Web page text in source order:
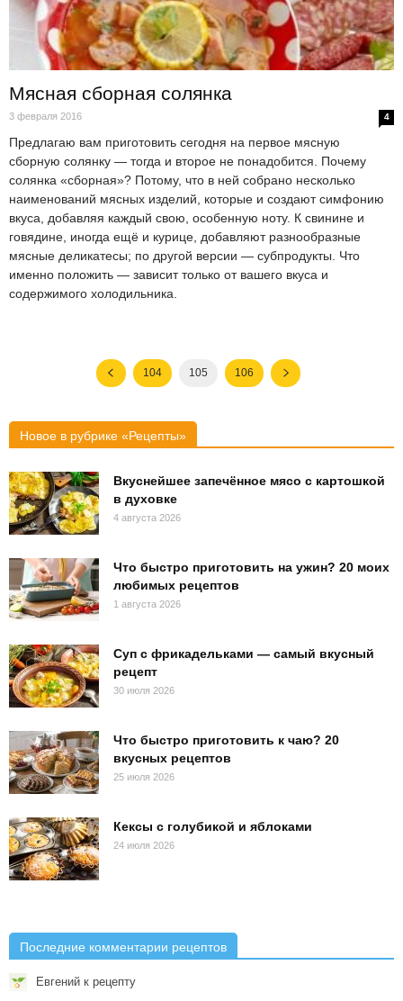
Мясная сборная солянка
3 февраля 2016 4
Предлагаю вам приготовить сегодня на первое мясную
сборную солянку — тогда и второе не понадобится. Почему
солянка «сборная»? Потому, что в ней собрано несколько
наименований мясных изделий, которые и создают симфонию
вкуса, добавляя каждый свою, особенную ноту. К свинине и
говядине, иногда ещё и курице, добавляют разнообразные
мясные деликатесы; по другой версии — субпродукты. Что
именно положить — зависит только от вашего вкуса и
содержимого холодильника.
104 105 106
Новое в рубрике «Рецепты»
Вкуснейшее запечённое мясо с картошкой
в духовке
4 августа 2026
Что быстро приготовить на ужин? 20 моих
любимых рецептов
1 августа 2026
Суп с фрикадельками — самый вкусный
рецепт
30 июля 2026
Что быстро приготовить к чаю? 20
вкусных рецептов
25 июля 2026
Кексы с голубикой и яблоками
24 июля 2026
Последние комментарии рецептов
Евгений к рецепту